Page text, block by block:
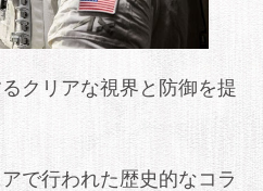
クリアな視界と防御を提
で行われた歴史的なコラ